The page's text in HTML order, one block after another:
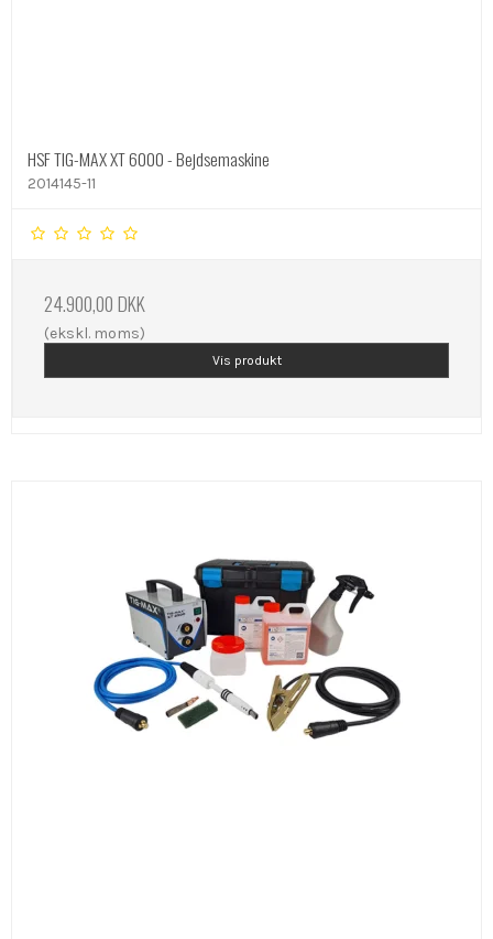
HSF TIG-MAX XT 6000 - Bejdsemaskine
2014145-11
24.900,00 DKK
(ekskl. moms)
Vis produkt